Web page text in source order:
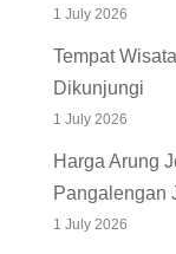
1 July 2026
Tempat
Dikunjungi
1 July 2026
Harga Arung
Pangalengan
1 July 2026